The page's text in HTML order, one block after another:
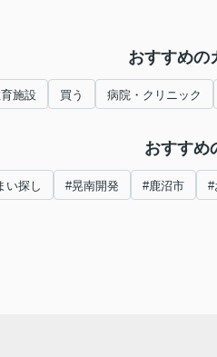
おすすめの
施設 買う 病院・クリニック
おすすめ
い探し #晃南開発 #鹿沼市 #